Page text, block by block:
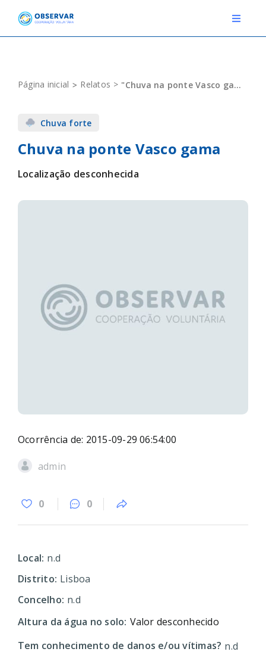
content
Toggle
EVENTOS
DEFINIÇÕES
F.A.Q.
Página inicial Relatos "Chuva na ponte Vasco gama"
Chuva forte
Chuva na ponte Vasco gama
Localização desconhecida
Ocorrência de: 2015-09-29 06:54:00
admin
0 0
Local: n.d
Distrito: Lisboa
Concelho: n.d
Altura da água no solo: Valor desconhecido
Tem conhecimento de danos e/ou vítimas? n.d